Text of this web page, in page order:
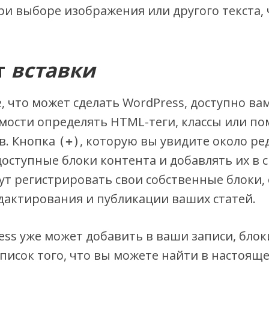
выборе изображения или другого
вставки
что может сделать WordPress, доступно
определять HTML-теги, классы или
Кнопка (+) , которую вы увидите около
блоки контента и добавлять их в
регистрировать свои собственные блоки,
и публикации ваших статей.
уже может добавить в ваши записи,
того, что вы можете найти в